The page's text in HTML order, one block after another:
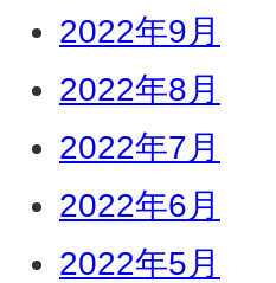
2022年9月
2022年8月
2022年7月
2022年6月
2022年5月